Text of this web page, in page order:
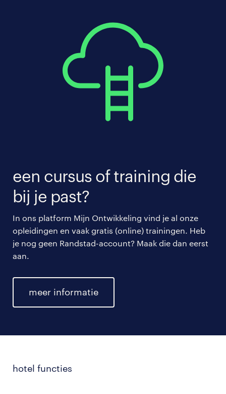
een cursus of training die
bij je past?
In ons platform Mijn Ontwikkeling vind je al onze
opleidingen en vaak gratis (online) trainingen. Heb
je nog geen Randstad-account? Maak die dan eerst
aan.
meer informatie
hotel functies